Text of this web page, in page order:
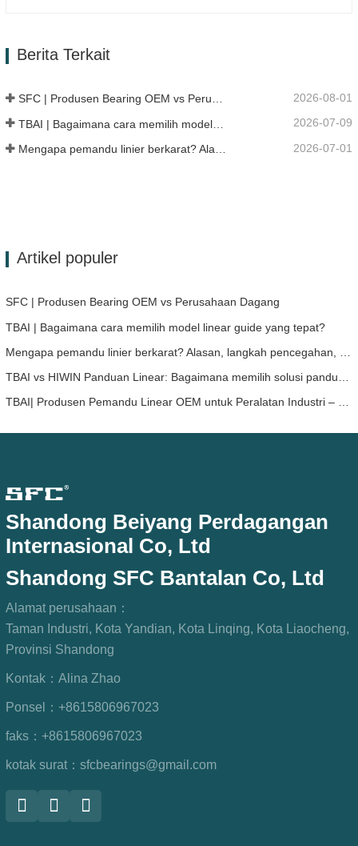
Berita Terkait
SFC | Produsen Bearing OEM vs Perusahaan Dagang 2026-08-01
2026-07-09
2026-07-01
Artikel populer
SFC | Produsen Bearing OEM vs Perusahaan Dagang
TBAI | Bagaimana cara memilih model linear guide yang tepat?
TBAI| Produsen Pemandu Linear OEM untuk Peralatan Industri – TBAI Memperluas Solusi Gerakan Linear Kustom
Shandong Beiyang Perdagangan
Internasional Co, Ltd
Shandong SFC Bantalan Co, Ltd
Alamat perusahaan：
Taman Industri, Kota Yandian, Kota Linqing, Kota Liaocheng,
Provinsi Shandong
Kontak： Alina Zhao
Ponsel： +8615806967023
faks： +8615806967023
kotak surat： sfcbearings@gmail.com